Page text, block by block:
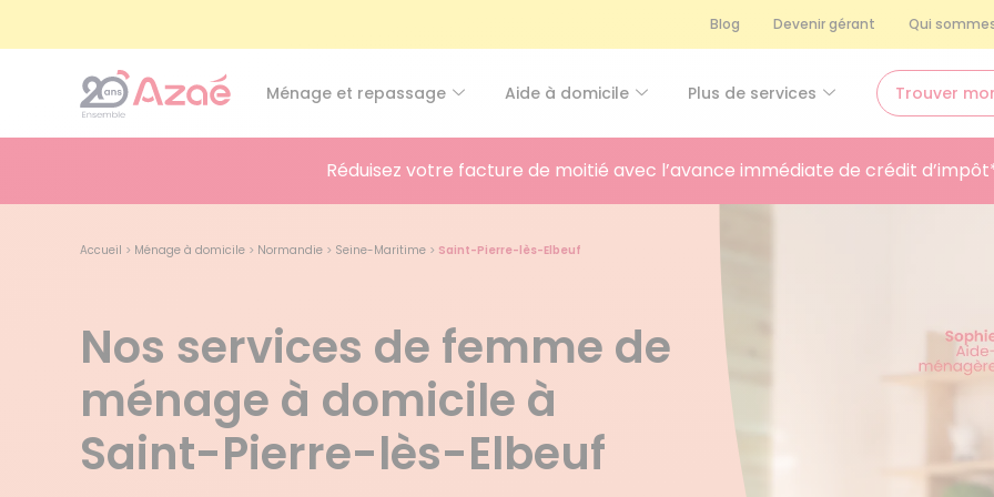
Blog Devenir gérant Qui
Ménage et repassage Aide à domicile Plus de services Trouver
Réduisez votre facture de moitié avec l’avance immédiate de crédit
Accueil > Ménage à domicile > Normandie > Seine-Maritime > Saint-Pierre-lès-Elbeuf
Nos services de femme de
ménage à domicile à
Saint-Pierre-lès-Elbeuf